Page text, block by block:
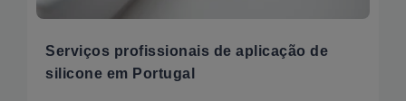
Serviços profissionais de aplicação de
silicone em Portugal